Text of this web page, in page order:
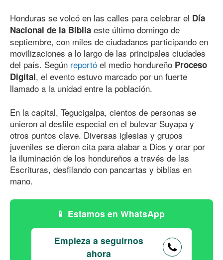
Honduras se volcó en las calles para celebrar el Día
Nacional de la Biblia este último domingo de
septiembre, con miles de ciudadanos participando en
movilizaciones a lo largo de las principales ciudades
del país. Según reportó el medio hondureño Proceso
Digital, el evento estuvo marcado por un fuerte
llamado a la unidad entre la población.
En la capital, Tegucigalpa, cientos de personas se
unieron al desfile especial en el bulevar Suyapa y
otros puntos clave. Diversas iglesias y grupos
juveniles se dieron cita para alabar a Dios y orar por
la iluminación de los hondureños a través de las
Escrituras, desfilando con pancartas y biblias en
mano.
Estamos en WhatsApp
Empieza a seguirnos
ahora